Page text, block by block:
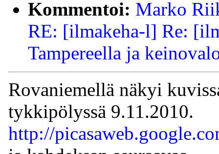
Kommentoi: Marko
RE: [ilmakeha-l] Re:
Tampereella ja
Rovaniemellä näkyi
tykkipölyssä 9.11.2010.
http://